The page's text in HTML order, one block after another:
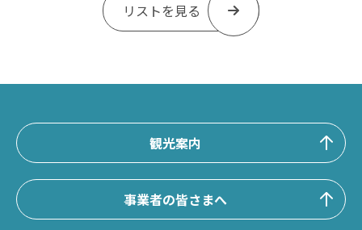
リストを見る
観光案内
事業者の皆さまへ